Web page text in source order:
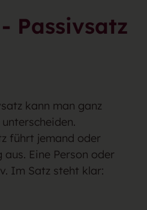
Passivsatz
kann man ganz
führt jemand oder
Eine Person oder
Im Satz steht klar: